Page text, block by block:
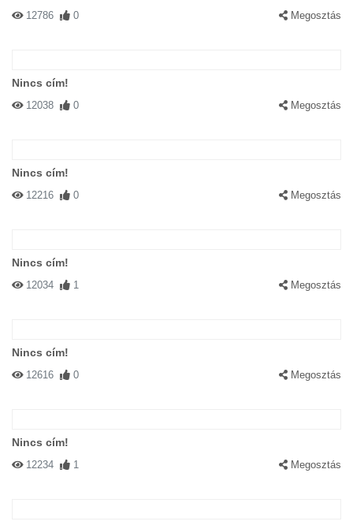
12786 0 Megosztás
Nincs cím!
12038 0 Megosztás
Nincs cím!
12216 0 Megosztás
Nincs cím!
12034 1 Megosztás
Nincs cím!
12616 0 Megosztás
Nincs cím!
12234 1 Megosztás